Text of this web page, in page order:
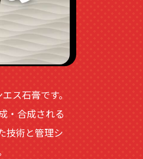
ス石膏です。
・合成される
技術と管理シ